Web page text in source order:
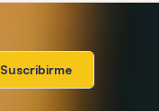
Suscribirme